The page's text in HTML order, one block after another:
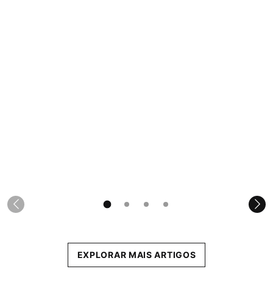
EXPLORAR MAIS ARTIGOS